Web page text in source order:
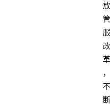
放
管
服
改
革
，
不
断